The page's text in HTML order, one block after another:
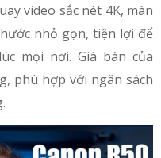
video sắc nét 4K, màn
nhỏ gọn, tiện lợi để
mọi nơi. Giá bán của
phù hợp với ngân sách